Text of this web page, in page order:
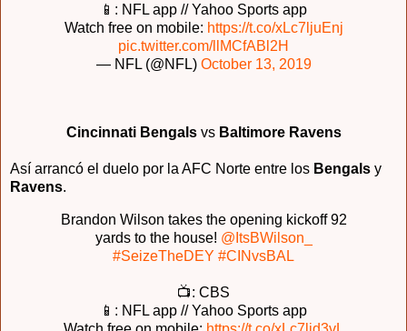
📱: NFL app // Yahoo Sports app
Watch free on mobile: https://t.co/xLc7ljuEnj
pic.twitter.com/llMCfABl2H
— NFL (@NFL) October 13, 2019
Cincinnati Bengals vs Baltimore Ravens
Así arrancó el duelo por la AFC Norte entre los Bengals y
Ravens.
Brandon Wilson takes the opening kickoff 92
yards to the house! @ItsBWilson_
#SeizeTheDEY #CINvsBAL
📺: CBS
📱: NFL app // Yahoo Sports app